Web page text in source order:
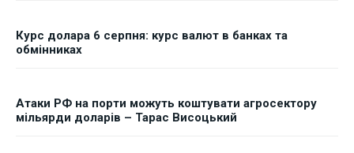
Курс долара 6 серпня: курс валют в банках та
обмінниках
Атаки РФ на порти можуть коштувати агросектору
мільярди доларів – Тарас Висоцький